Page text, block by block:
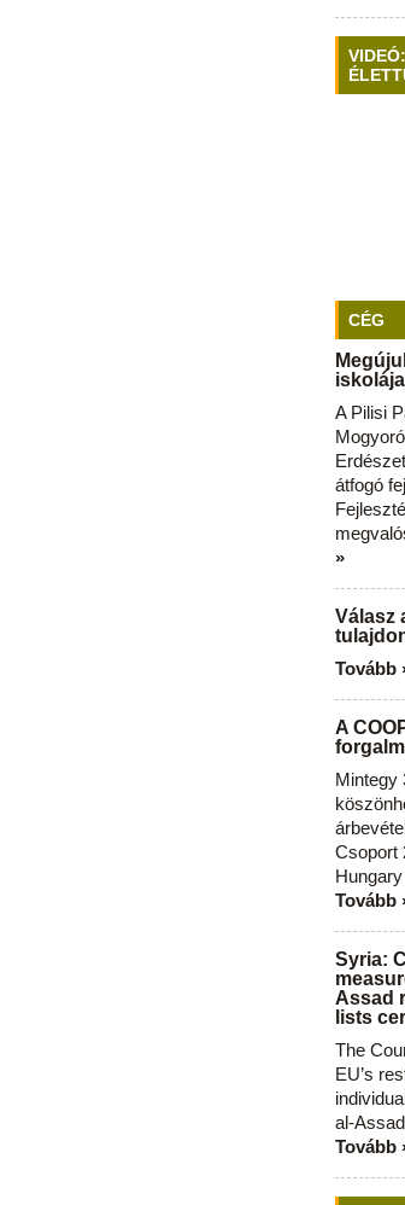
CÉG
iskolája
A Pilisi
átfogó
»
Válasz
Tovább
A
Mintegy
Csoport
Tovább
Syria:
Assad
lists
The
EU’s
al-
Tovább